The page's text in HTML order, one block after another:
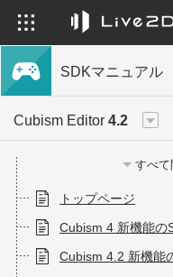
SDKマニュアル
Cubism Editor 4.2
すべて
トップページ
Cubism 4 新機能の
Cubism 4.2 新機能